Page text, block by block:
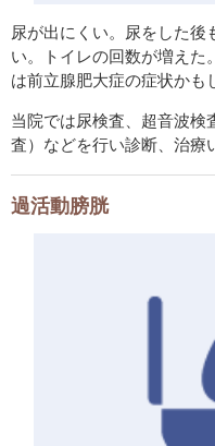
尿が出にくい。尿をした後
い。トイレの回数が増えた
は前立腺肥大症の症状かも
当院では尿検査、超音波検
査）などを行い診断、治療
過活動膀胱